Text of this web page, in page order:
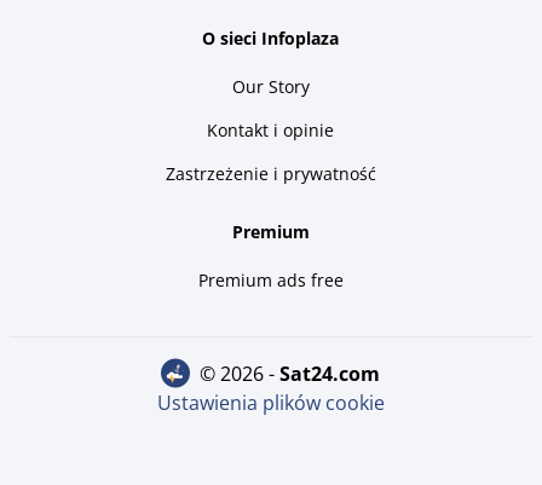
O sieci Infoplaza
Our Story
Kontakt i opinie
Zastrzeżenie i prywatność
Premium
Premium ads free
© 2026 - sat24.com
Ustawienia plików cookie